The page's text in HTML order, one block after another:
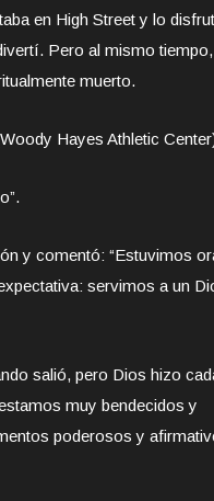
en High Street y lo
Pero al mismo
muerto.
Hayes Athletic
y comentó: “Estuvimos
servimos a un
salió, pero Dios hizo
muy bendecidos y
poderosos y